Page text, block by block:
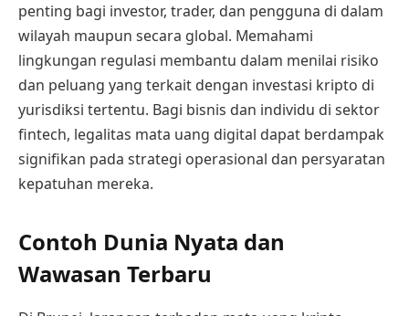
penting bagi investor, trader, dan pengguna di dalam
wilayah maupun secara global. Memahami
lingkungan regulasi membantu dalam menilai risiko
dan peluang yang terkait dengan investasi kripto di
yurisdiksi tertentu. Bagi bisnis dan individu di sektor
fintech, legalitas mata uang digital dapat berdampak
signifikan pada strategi operasional dan persyaratan
kepatuhan mereka.
Contoh Dunia Nyata dan
Wawasan Terbaru